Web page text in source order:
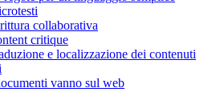
collaborativa
critique
e localizzazione dei contenuti
vanno sul web